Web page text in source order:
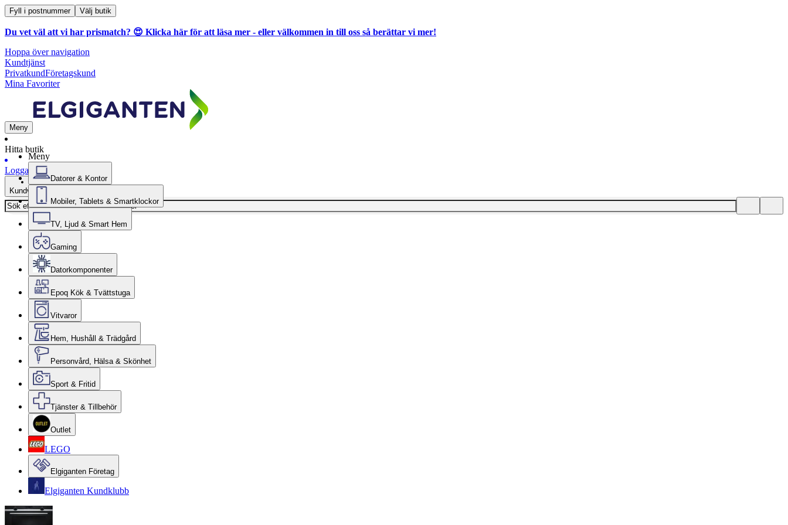
Fyll i postnummer Välj butik
Du vet väl att vi har prismatch? 😍 Klicka här för att läsa mer - eller välkommen in till oss så berättar vi mer!
Hoppa över navigation
Kundtjänst
PrivatkundFöretagskund
Mina Favoriter
Meny
Hitta butik
Logga in
Kundvagn
Meny
Datorer & Kontor
Mobiler, Tablets & Smartklockor
TV, Ljud & Smart Hem
Gaming
Datorkomponenter
Epoq Kök & Tvättstuga
Vitvaror
Hem, Hushåll & Trädgård
Personvård, Hälsa & Skönhet
Sport & Fritid
Tjänster & Tillbehör
Outlet
LEGO
Elgiganten Företag
Elgiganten Kundklubb